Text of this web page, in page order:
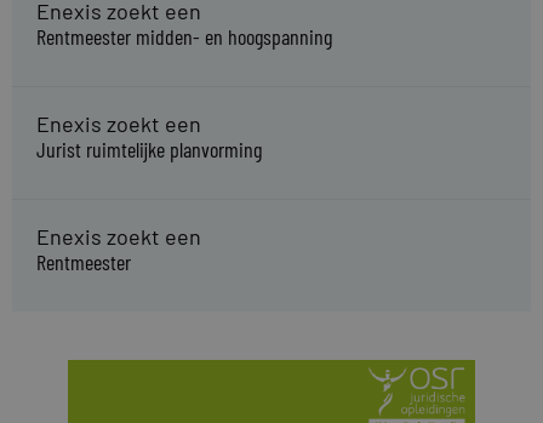
Enexis zoekt een
Rentmeester midden- en hoogspanning
Enexis zoekt een
Jurist ruimtelijke planvorming
Enexis zoekt een
Rentmeester